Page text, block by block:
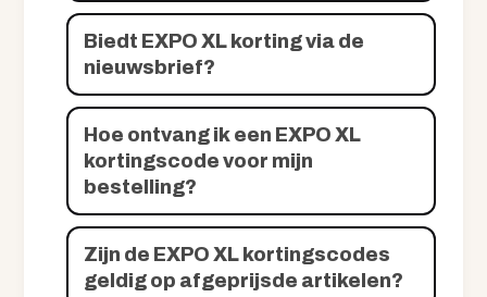
Biedt EXPO XL korting via de
nieuwsbrief?
Hoe ontvang ik een EXPO XL
kortingscode voor mijn
bestelling?
Zijn de EXPO XL kortingscodes
geldig op afgeprijsde artikelen?